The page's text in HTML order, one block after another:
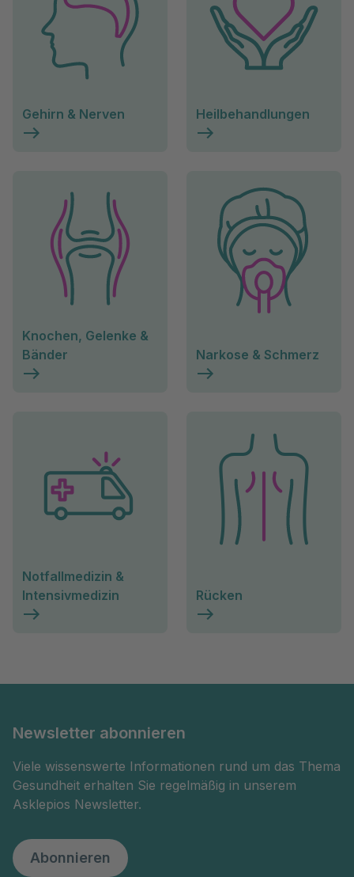
Gehirn & Nerven Heilbehandlungen
Knochen, Gelenke &
Bänder
Narkose & Schmerz
Notfallmedizin &
Intensivmedizin
Rücken
Newsletter abonnieren
Viele wissenswerte Informationen rund um das Thema
Gesundheit erhalten Sie regelmäßig in unserem
Asklepios Newsletter.
Abonnieren